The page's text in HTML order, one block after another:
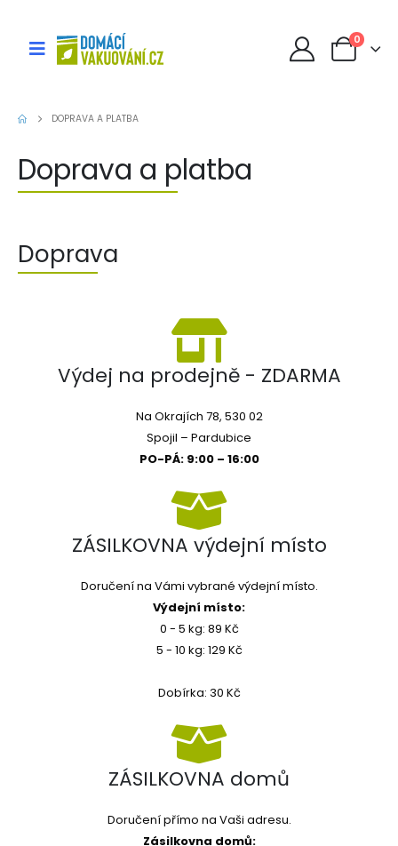
0
DOPRAVA A PLATBA
Doprava a platba
Doprava
Výdej na prodejně - ZDARMA
Na Okrajích 78, 530 02
Spojil – Pardubice
PO-PÁ: 9:00 – 16:00
ZÁSILKOVNA výdejní místo
Doručení na Vámi vybrané výdejní místo.
Výdejní místo:
0 - 5 kg: 89 Kč
5 - 10 kg: 129 Kč
Dobírka: 30 Kč
ZÁSILKOVNA domů
Doručení přímo na Vaši adresu.
Zásilkovna domů: